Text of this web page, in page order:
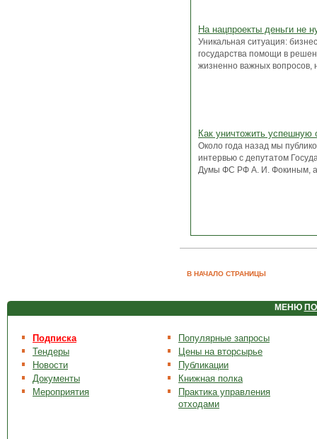
На нацпроекты деньги не
Уникальная ситуация:
государства помощи в
жизненно важных вопросов,
Как уничтожить успешную
Около года назад мы
интервью с депутатом
Думы ФС РФ А. И. Фокиным,
В НАЧАЛО СТРАНИЦЫ
МЕНЮ
Подписка
Тендеры
Новости
Документы
Мероприятия
Популярные запросы
Цены на вторсырье
Публикации
Книжная полка
Практика управления
отходами